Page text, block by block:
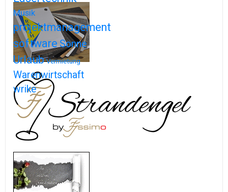
Musik
projektmanagement
softwareSonne
Urlaub Vermietung
Warenwirtschaft
wrike